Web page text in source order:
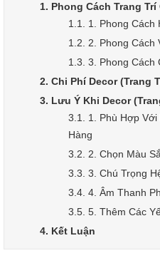
1. Phong Cách Trang
1.1. 1. Phong Cách
1.2. 2. Phong Cách
1.3. 3. Phong Cách
2. Chi Phí Decor (Trang
3. Lưu Ý Khi Decor
3.1. 1. Phù Hợp
Hàng
3.2. 2. Chọn Màu
3.3. 3. Chú Trọng
3.4. 4. Âm Thanh
3.5. 5. Thêm Các
4. Kết Luận